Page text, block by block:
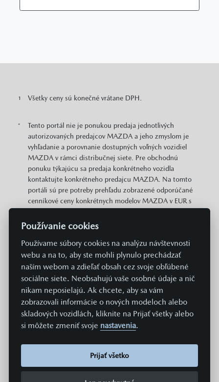
1 Všetky ceny sú konečné vrátane DPH.
*
Tento portál nie je ponukou predaja jednotlivých
autorizovaných predajcov MAZDA a jeho zmyslom je
vyhľadanie a porovnanie dostupných voľných vozidiel
MAZDA v rámci distribučnej siete. Pre obchodnú
ponuku týkajúcu sa predaja konkrétneho vozidla
kontaktujte konkrétneho predajcu MAZDA. Na tomto
portáli sú pre potreby prehľadu zobrazené odporúčané
cenníkové ceny konkrétnych modelov MAZDA v EUR s
dostupných cenových zvýhodneniach a akciách v
Zobrazené cena neobsahuje prípravu a aktiváciu vozidla
v systémoch Mazda v hodnote 369 EUR. Hodnoty
spotreby paliva, energií a emisií uvádzané na týchto
stránkach sú získavané aktuálne predpísaným
normovaným spôsobom merania. Údaje sa teda
nevzťahujú na konkrétne vozidlo a nie sú súčasťou
ponuky, a slúžia len na účely porovnania jednotlivých
typov a modelov vozidiel. Spotreba paliva či energie a
emisie CO2 konkrétneho vozidla závisia nielen od
spôsobom jazdy a ďalšími netechnickými faktormi (napr.
(nástavby, pneumatiky, atď.) môžu mať za následok
Používanie cookies
Používame súbory cookies na analýzu návštevnosti
webu a na to, aby ste mohli plynulo prechádzať
naším webom a zdieľať obsah cez svoje obľúbené
sociálne siete. Neobsahujú vaše osobné údaje a nič
nikam neposielajú. Ak chcete, aby sa vám
zobrazovali informácie o nových modeloch alebo
skladových vozidlách, kliknite na Prijať všetky alebo
si môžete zmeniť svoje nastavenia.
Prijať všetko